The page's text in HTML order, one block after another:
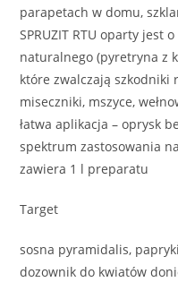
parapetach w domu,
SPRUZIT RTU oparty jest
naturalnego (pyretryna z
które zwalczają
miseczniki, mszyce,
łatwa aplikacja – oprysk
spektrum zastosowania
zawiera 1 l preparatu
Target
sosna pyramidalis,
dozownik do kwiatów